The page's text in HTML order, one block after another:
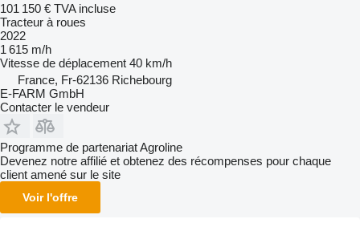
101 150 € TVA incluse
Tracteur à roues
2022
1 615 m/h
Vitesse de déplacement 40 km/h
France, Fr-62136 Richebourg
E-FARM GmbH
Contacter le vendeur
Programme de partenariat Agroline
Devenez notre affilié et obtenez des récompenses pour chaque
client amené sur le site
Voir l'offre